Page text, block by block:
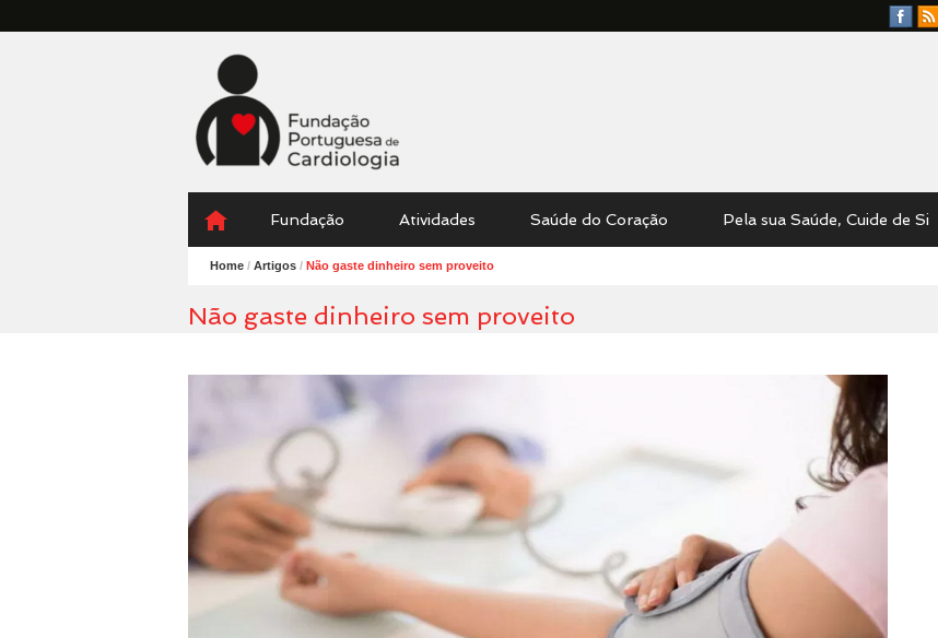
Facebook
RSS
Fundação
Portuguesa
Cardiologia
Menu
content
Fundação Atividades Saúde do Coração Pela sua Saúde, Cuide de Si
Home / Artigos / Não gaste dinheiro sem proveito
Não gaste dinheiro sem proveito